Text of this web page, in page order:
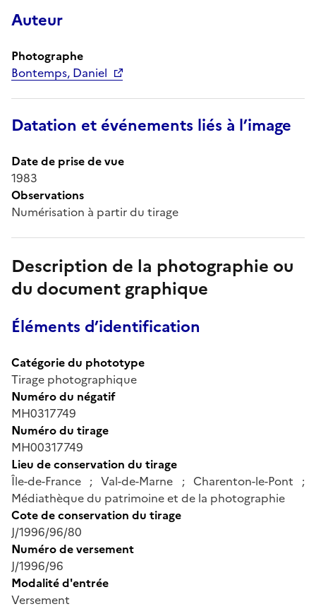
Auteur
Photographe
Bontemps, Daniel
Datation et événements liés à l’image
Date de prise de vue
1983
Observations
Numérisation à partir du tirage
Description de la photographie ou
du document graphique
Éléments d’identification
Catégorie du phototype
Tirage photographique
Numéro du négatif
MH0317749
Numéro du tirage
MH00317749
Lieu de conservation du tirage
Île-de-France ; Val-de-Marne ; Charenton-le-Pont ;
Médiathèque du patrimoine et de la photographie
Cote de conservation du tirage
J/1996/96/80
Numéro de versement
J/1996/96
Modalité d'entrée
Versement